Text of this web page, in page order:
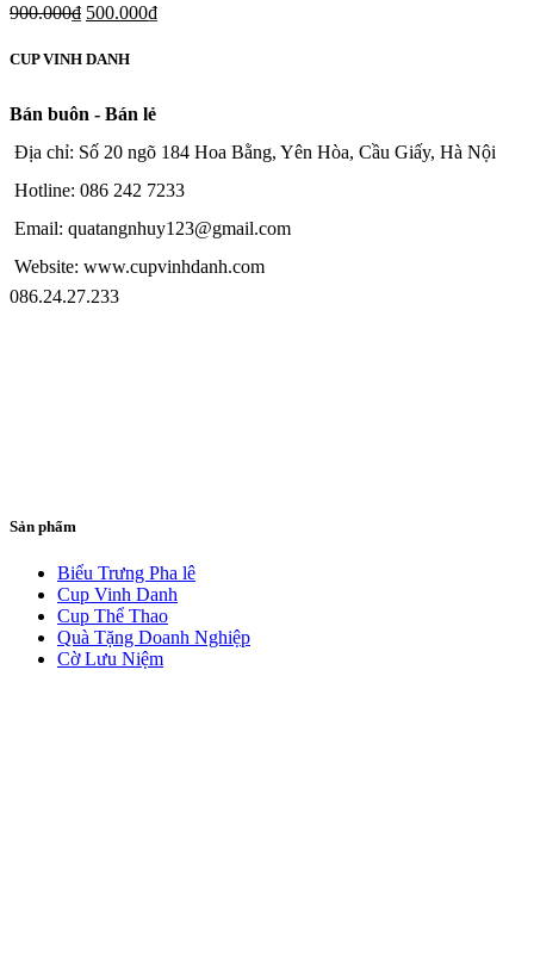
900.000₫ 500.000₫
CUP VINH DANH
Bán buôn - Bán lẻ
Địa chỉ: Số 20 ngõ 184 Hoa Bằng, Yên Hòa, Cầu Giấy, Hà Nội
Hotline: 086 242 7233
Email: quatangnhuy123@gmail.com
Website: www.cupvinhdanh.com
086.24.27.233
Sản phẩm
Biểu Trưng Pha lê
Cup Vinh Danh
Cup Thể Thao
Quà Tặng Doanh Nghiệp
Cờ Lưu Niệm